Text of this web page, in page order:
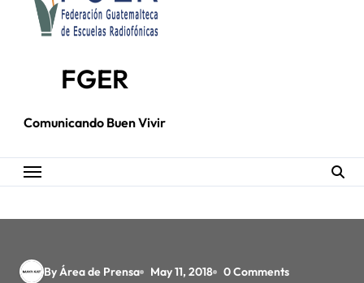
FGER
Comunicando Buen Vivir
By Área de Prensa May 11, 2018
0 Comments